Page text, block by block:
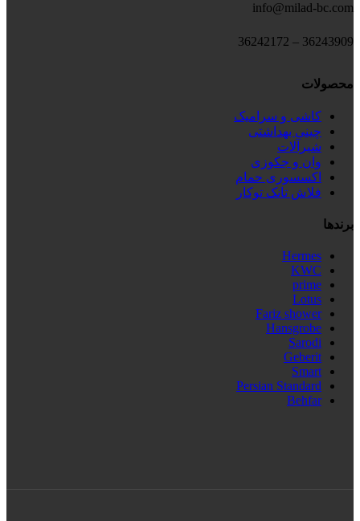
info@milad-bc.com
36243909 – 36242172
محصولات
کاشی و سرامیک
چینی بهداشتی
شیرآلات
وان و جکوزی
اکسسوری حمام
فلاش تانک توکار
برندها
Hermes
KWC
prime
Lotus
Fariz shower
Hansgrobe
Sarodi
Geberit
Smart
Persian Standard
Behfar